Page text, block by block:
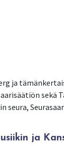
ja
seura,
ja